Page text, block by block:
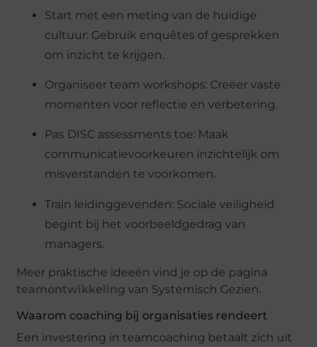
Start met een meting van de huidige
cultuur: Gebruik enquêtes of gesprekken
om inzicht te krijgen.
Organiseer team workshops: Creëer vaste
momenten voor reflectie en verbetering.
Pas DISC assessments toe: Maak
communicatievoorkeuren inzichtelijk om
misverstanden te voorkomen.
Train leidinggevenden: Sociale veiligheid
begint bij het voorbeeldgedrag van
managers.
Meer praktische ideeën vind je op de pagina
teamontwikkeling van Systemisch Gezien.
Waarom coaching bij organisaties rendeert
Een investering in teamcoaching betaalt zich uit